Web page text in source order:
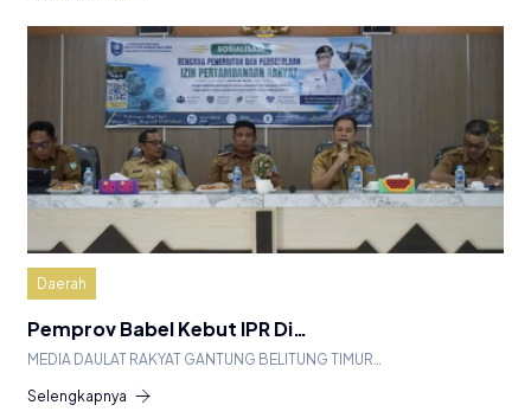
Daerah
Pemprov Babel Kebut IPR Di…
MEDIA DAULAT RAKYAT GANTUNG BELITUNG TIMUR…
Selengkapnya